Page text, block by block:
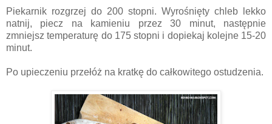
Piekarnik rozgrzej do 200 stopni. Wyrośnięty chleb lekko
natnij, piecz na kamieniu przez 30 minut, następnie
zmniejsz temperaturę do 175 stopni i dopiekaj kolejne 15-20
minut.
Po upieczeniu przełóż na kratkę do całkowitego ostudzenia.